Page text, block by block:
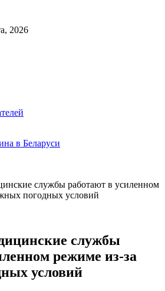
2026
в Беларуси
службы работают в усиленном
погодных условий
службы
режиме из-за
условий